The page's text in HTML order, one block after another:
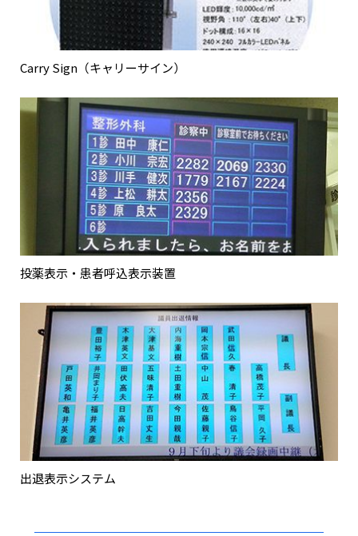
Carry Sign（キャリーサイン）
投薬表示・患者呼込表示装置
出退表示システム